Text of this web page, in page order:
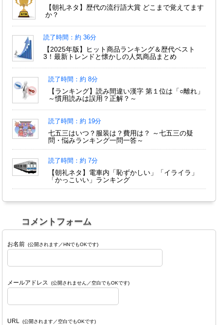
【朝礼ネタ】歴代の流行語大賞 どこまで覚えてます
か？
読了時間：約 36分
【2025年版】ヒット商品ランキング＆歴代ベスト
3！最新トレンドと懐かしの人気商品まとめ
読了時間：約 8分
【ランキング】読み間違い漢字 第１位は「○離れ」
～慣用読みは誤用？正解？～
読了時間：約 19分
七五三はいつ？服装は？費用は？ ～七五三の疑
問・悩みランキング一問一答～
読了時間：約 7分
【朝礼ネタ】電車内「恥ずかしい」「イライラ」
「かっこいい」ランキング
コメントフォーム
お名前(公開されます／HNでもOKです)
メールアドレス(公開されません／空白でもOKです)
URL(公開されます／空白でもOKです)